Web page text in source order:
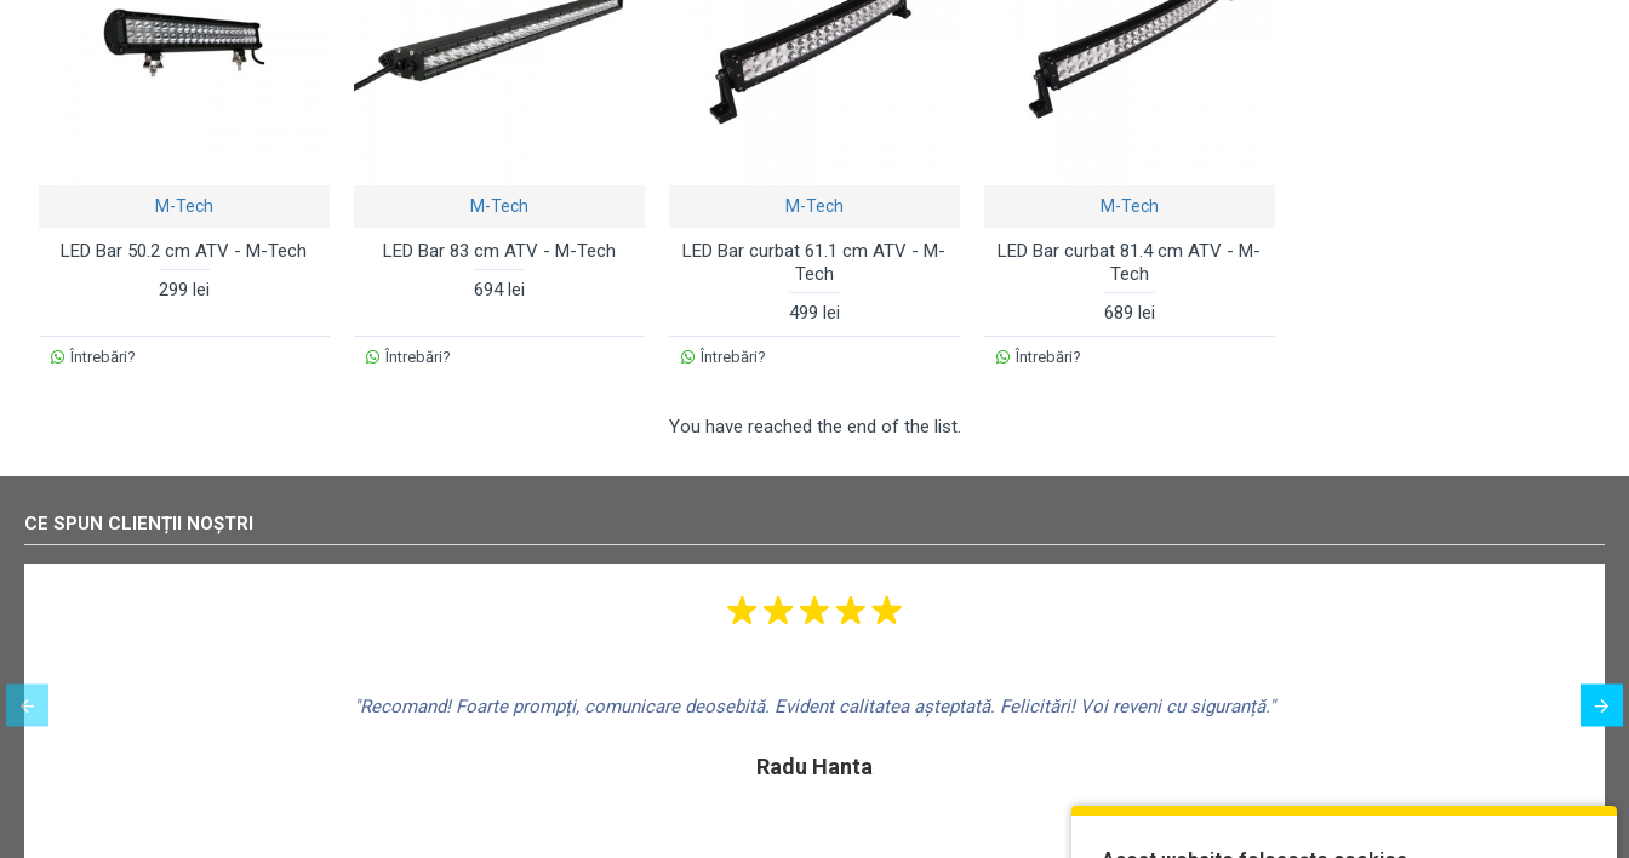
M-Tech
LED Bar 50.2 cm ATV - M-Tech
299 lei
Întrebări?
M-Tech
LED Bar 83 cm ATV - M-Tech
694 lei
Întrebări?
M-Tech
LED Bar curbat 61.1 cm ATV - M-
Tech
499 lei
Întrebări?
M-Tech
LED Bar curbat 81.4 cm ATV - M-
Tech
689 lei
Întrebări?
You have reached the end of the list.
CE SPUN CLIENȚII NOȘTRI
"Recomand! Foarte prompți, comunicare deosebită. Evident calitatea așteptată. Felicitări! Voi reveni cu siguranță."
Radu Hanta